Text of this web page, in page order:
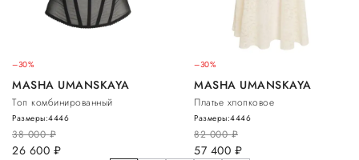
–30%
MASHA UMANSKAYA
Топ комбинированный
38 000руб.
26 600 руб.
Размеры:4446
–30%
MASHA UMANSKAYA
Платье хлопковое
82 000руб.
57 400 руб.
Размеры:4446